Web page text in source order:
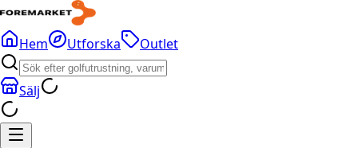
Hem Utforska Outlet
Sälj